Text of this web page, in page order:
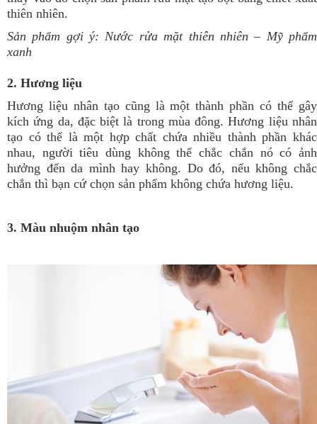
thiên nhiên.
Sản phẩm gợi ý: Nước rửa mặt thiên nhiên – Mỹ phẩm
xanh
2. Hương liệu
Hương liệu nhân tạo cũng là một thành phần có thể gây
kích ứng da, đặc biệt là trong mùa đông. Hương liệu nhân
tạo có thể là một hợp chất chứa nhiều thành phần khác
nhau, người tiêu dùng không thể chắc chắn nó có ảnh
hưởng đến da mình hay không. Do đó, nếu không chắc
chắn thì bạn cứ chọn sản phẩm không chứa hương liệu.
3. Màu nhuộm nhân tạo